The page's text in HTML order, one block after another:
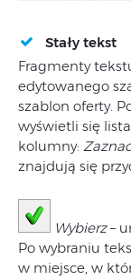
Stały tekst
Fragmenty
edytowanego
szablon oferty.
wyświetli się
kolumny:
znajdują się
Wybierz–
Po wybraniu
w miejsce, w